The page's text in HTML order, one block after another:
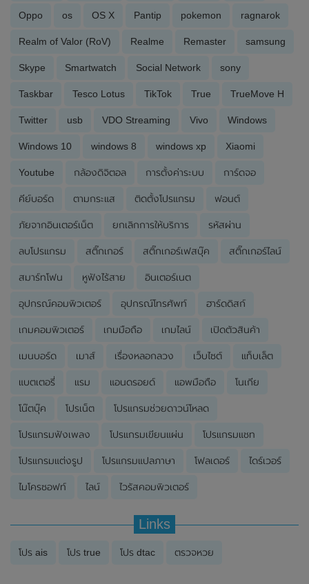
Oppo os OS X Pantip pokemon ragnarok
Realm of Valor (RoV) Realme Remaster samsung
Skype Smartwatch Social Network sony
Taskbar Tesco Lotus TikTok True TrueMove H
Twitter usb VDO Streaming Vivo Windows
Windows 10 windows 8 windows xp Xiaomi
Youtube กล้องดิจิตอล การตั้งค่าระบบ การ์ดจอ
คีย์บอร์ด ตามกระแส ติดตั้งโปรแกรม ฟอนต์
ภัยจากอินเตอร์เน็ต ยกเลิกการให้บริการ รหัสผ่าน
ลบโปรแกรม สติ๊กเกอร์ สติ๊กเกอร์เฟสบุ๊ค สติ๊กเกอร์ไลน์
สมาร์ทโฟน หูฟังไร้สาย อินเตอร์เนต
อุปกรณ์คอมพิวเตอร์ อุปกรณ์โทรศัพท์ ฮาร์ดดิสก์
เกมคอมพิวเตอร์ เกมมือถือ เกมไลน์ เปิดตัวสินค้า
เมนบอร์ด เมาส์ เรื่องหลอกลวง เว็บไซต์ แท็บเล็ต
แบตเตอรี่ แรม แอนดรอยด์ แอพมือถือ โนเกีย
โน๊ตบุ๊ค โปรเน็ต โปรแกรมช่วยดาวน์โหลด
โปรแกรมฟังเพลง โปรแกรมเขียนแผ่น โปรแกรมแชท
โปรแกรมแต่งรูป โปรแกรมแปลภาษา โฟลเดอร์ ไดร์เวอร์
ไมโครซอฟท์ ไลน์ ไวรัสคอมพิวเตอร์
Links
โปร ais โปร true โปร dtac ตรวจหวย